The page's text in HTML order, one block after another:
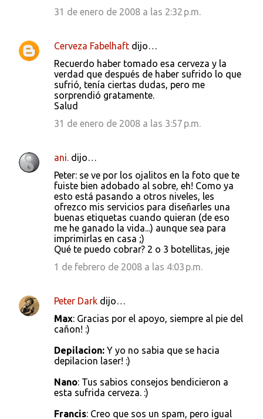
31 de enero de 2008 a las 2:32 p.m.
Cerveza Fabelhaft dijo…
Recuerdo haber tomado esa cerveza y la
verdad que después de haber sufrido lo que
sufrió, tenía ciertas dudas, pero me
sorprendió gratamente.
Salud
31 de enero de 2008 a las 3:57 p.m.
ani. dijo…
Peter: se ve por los ojalitos en la foto que te
fuiste bien adobado al sobre, eh! Como ya
esto está pasando a otros niveles, les
ofrezco mis servicios para diseñarles una
buenas etiquetas cuando quieran (de eso
me he ganado la vida...) aunque sea para
imprimirlas en casa ;)
Qué te puedo cobrar? 2 o 3 botellitas, jeje
1 de febrero de 2008 a las 4:03 p.m.
Peter Dark dijo…
Max: Gracias por el apoyo, siempre al pie del
cañon! :)
Depilacion: Y yo no sabia que se hacia
depilacion laser! :)
Nano: Tus sabios consejos bendicieron a
esta sufrida cerveza. :)
Francis: Creo que sos un spam, pero igual